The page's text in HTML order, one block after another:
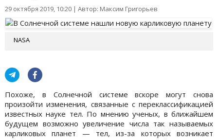
29 октября 2019, 10:20 | Автор: Максим Григорьев
NASA
Похоже, в Солнечной системе вскоре могут снова
произойти изменения, связанные с переклассификацией
известных науке тел. По мнению ученых, в ближайшем
будущем возможно увеличение числа так называемых
карликовых планет — тел, из-за которых возникает